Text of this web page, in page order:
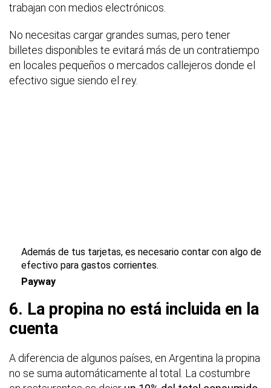
trabajan con medios electrónicos.
No necesitas cargar grandes sumas, pero tener
billetes disponibles te evitará más de un contratiempo
en locales pequeños o mercados callejeros donde el
efectivo sigue siendo el rey.
Además de tus tarjetas, es necesario contar con algo de
efectivo para gastos corrientes.
Payway
6. La propina no está incluida en la
cuenta
A diferencia de algunos países, en Argentina la propina
no se suma automáticamente al total. La costumbre